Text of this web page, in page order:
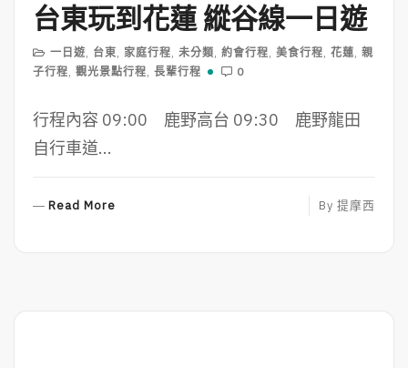
台東玩到花蓮 縱谷線一日遊
一日遊, 台東, 家庭行程, 未分類, 約會行程, 美食行程, 花蓮, 親
子行程, 觀光景點行程, 長輩行程 0
行程內容 09:00 鹿野高台 09:30 鹿野龍田
自行車道...
Read More By 提摩西